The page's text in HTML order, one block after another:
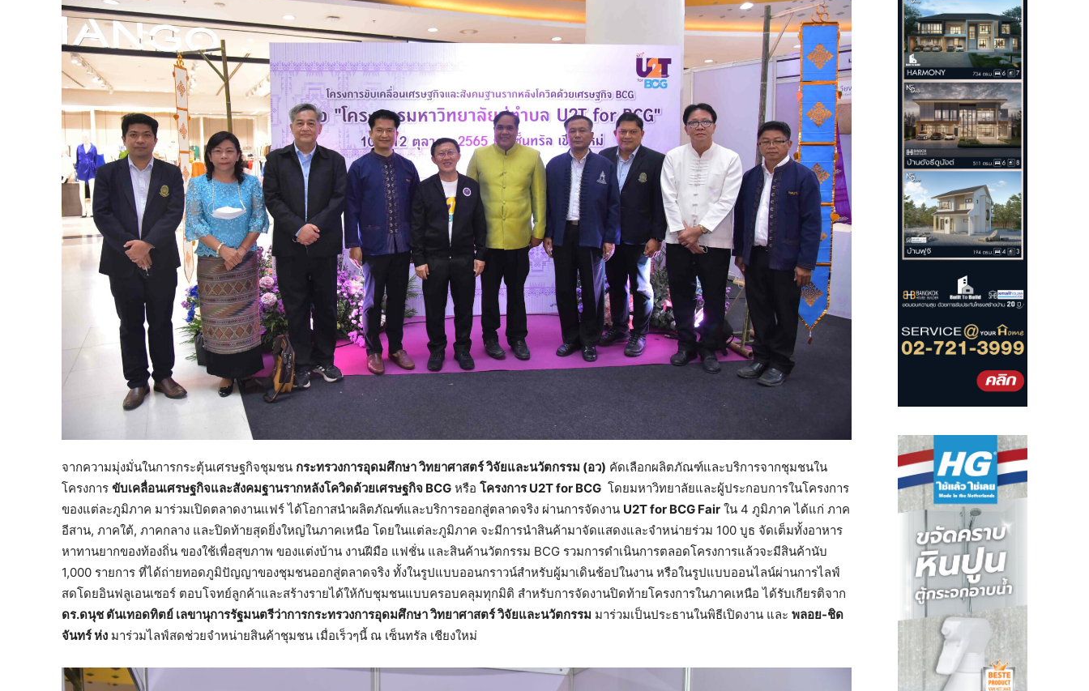
จากความมุ่งมั่นในการกระตุ้นเศรษฐกิจชุมชน กระทรวงการอุดมศึกษา วิทยาศาสตร์ วิจัยและนวัตกรรม (อว) คัดเลือกผลิตภัณฑ์และบริการจากชุมชนใน
โครงการ ขับเคลื่อนเศรษฐกิจและสังคมฐานรากหลังโควิดด้วยเศรษฐกิจ BCG หรือ โครงการ U2T for BCG โดยมหาวิทยาลัยและผู้ประกอบการในโครงการ
ของแต่ละภูมิภาค มาร่วมเปิดตลาดงานแฟร์ ได้โอกาสนำผลิตภัณฑ์และบริการออกสู่ตลาดจริง ผ่านการจัดงาน U2T for BCG Fair ใน 4 ภูมิภาค ได้แก่ ภาค
อีสาน, ภาคใต้, ภาคกลาง และปิดท้ายสุดยิ่งใหญ่ในภาคเหนือ โดยในแต่ละภูมิภาค จะมีการนำสินค้ามาจัดแสดงและจำหน่ายร่วม 100 บูธ จัดเต็มทั้งอาหาร
หาทานยากของท้องถิ่น ของใช้เพื่อสุขภาพ ของแต่งบ้าน งานฝีมือ แฟชั่น และสินค้านวัตกรรม BCG รวมการดำเนินการตลอดโครงการแล้วจะมีสินค้านับ
1,000 รายการ ที่ได้ถ่ายทอดภูมิปัญญาของชุมชนออกสู่ตลาดจริง ทั้งในรูปแบบออนกราวน์สำหรับผู้มาเดินช้อปในงาน หรือในรูปแบบออนไลน์ผ่านการไลฟ์
สดโดยอินฟลูเอนเซอร์ ตอบโจทย์ลูกค้าและสร้างรายได้ให้กับชุมชนแบบครอบคลุมทุกมิติ สำหรับการจัดงานปิดท้ายโครงการในภาคเหนือ ได้รับเกียรติจาก
ดร.ดนุช ตันเทอดทิตย์ เลขานุการรัฐมนตรีว่าการกระทรวงการอุดมศึกษา วิทยาศาสตร์ วิจัยและนวัตกรรม มาร่วมเป็นประธานในพิธีเปิดงาน และ พลอย-ชิด
จันทร์ ห่ง มาร่วมไลฟ์สดช่วยจำหน่ายสินค้าชุมชน เมื่อเร็วๆนี้ ณ เซ็นทรัล เชียงใหม่